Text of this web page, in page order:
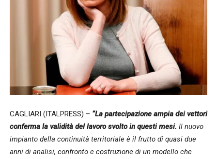
CAGLIARI (ITALPRESS) – “La partecipazione ampia dei vettori
conferma la validità del lavoro svolto in questi mesi. Il nuovo
impianto della continuità territoriale è il frutto di quasi due
anni di analisi, confronto e costruzione di un modello che